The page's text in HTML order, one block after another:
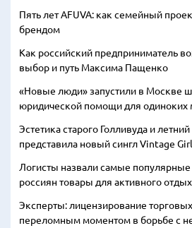
Пять лет AFUVA: как семейный
брендом
Как российский предприниматель
выбор и путь Максима Пащенко
«Новые люди» запустили в Москве
юридической помощи для одиноких
Эстетика старого Голливуда и
представила новый сингл Vintage Girl
Логисты назвали самые популярные
россиян товары для активного
Эксперты: лицензирование торговых
переломным моментом в борьбе с